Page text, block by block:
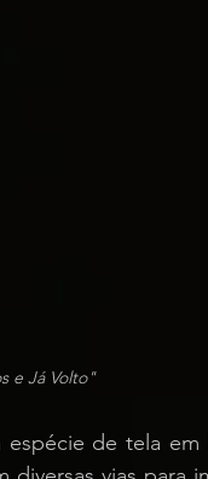
e Já Volto"
de tela